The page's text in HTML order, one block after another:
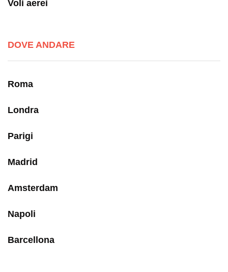
Voli aerei
DOVE ANDARE
Roma
Londra
Parigi
Madrid
Amsterdam
Napoli
Barcellona